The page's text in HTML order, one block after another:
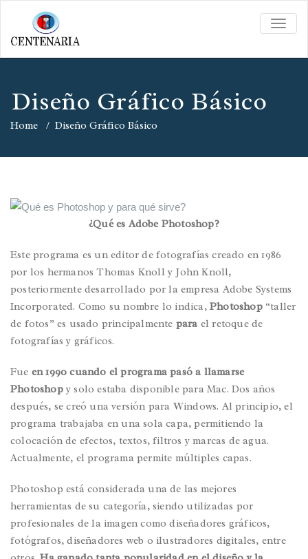
Diseño Gráfico Básico
Home / Diseño Gráfico Básico
¿Qué es Adobe Photoshop?
Este programa es un editor de fotografías creado en 1986
por los hermanos Thomas Knoll y John Knoll,
posteriormente desarrollado por la empresa Adobe Systems
Incorporated. Como su nombre lo indica, Photoshop“taller
de fotos” es usado principalmente para el retoque de
fotografías y gráficos.
Fue en 1990 cuando el programa pasó a llamarse
Photoshopy solo estaba disponible para Mac. Dos años
después, se creó una versión para Windows. Al principio, el
programa trabajaba en una sola capa, permitiendo la
colocación de efectos, textos, filtros y marcas de agua.
Actualmente, el programa permite múltiples capas.
Photoshop está considerada una de las mejores
herramientas de su categoría, siendo utilizadas por
profesionales de la imagen como diseñadores gráficos,
fotógrafos, diseñadores web o ilustradores digitales, entre